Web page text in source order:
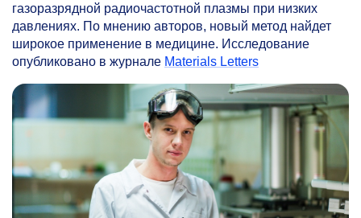
газоразрядной радиочастотной плазмы при низких
давлениях. По мнению авторов, новый метод найдет
широкое применение в медицине. Исследование
опубликовано в журнале Materials Letters